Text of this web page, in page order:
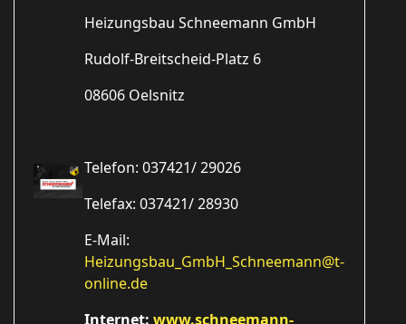
Heizungsbau Schneemann GmbH
Rudolf-Breitscheid-Platz 6
08606 Oelsnitz
Telefon: 037421/ 29026
Telefax: 037421/ 28930
E-Mail:
Heizungsbau_GmbH_Schneemann@t-
online.de
Internet: www.schneemann-